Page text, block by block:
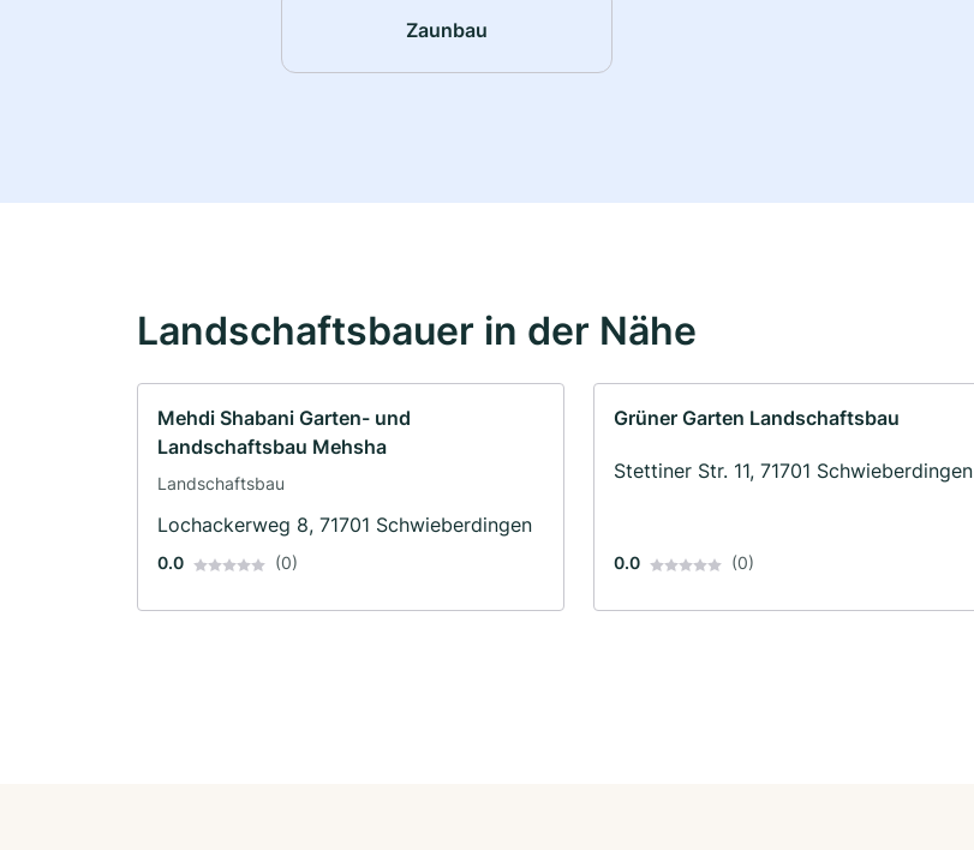
Zaunbau
Landschaftsbauer in der Nähe
Mehdi Shabani Garten- und
Landschaftsbau Mehsha
Landschaftsbau
Lochackerweg 8, 71701 Schwieberdingen
0.0 (0)
Grüner Garten Landschaftsbau
Stettiner Str. 11, 71701 Schwieberdingen
0.0 (0)